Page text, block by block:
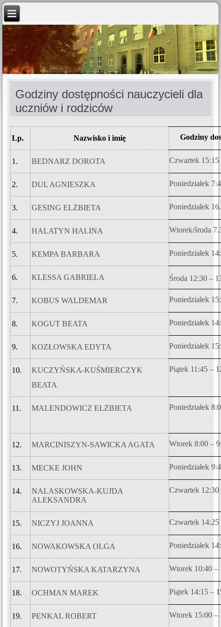
Godziny dostępności nauczycieli dla
uczniów i rodziców
Lp. Nazwisko i imię Godziny
1. BEDNARZ DOROTA Czwartek 15:15
2. DUL AGNIESZKA Poniedziałek
3. GESING ELŻBIETA Poniedziałek
4. HALATYN HALINA Wtorek/środa
5. KEMPA BARBARA Poniedziałek
6. KLESSA GABRIELA Środa 12:30 –
7. KOBUS WALDEMAR Poniedziałek
8. KOGUT BEATA Poniedziałek
9. KOZŁOWSKA EDYTA Poniedziałek
10.
KUCZYŃSKA-KUŚMIERCZYK
BEATA
Piątek 11:45 –
11. MALENDOWICZ ELŻBIETA Poniedziałek
12. MARCINISZYN-SAWICKA AGATA Wtorek 8:00 –
13. MECKE JOHN Poniedziałek
14.
NALASKOWSKA-KUJDA
ALEKSANDRA
Czwartek 12:30
15. NICZYJ JOANNA Czwartek 14:25
16. NOWAKOWSKA OLGA Poniedziałek
17. NOWOTYŃSKA KATARZYNA Wtorek 10:40 –
18. OCHMAN MAREK Piątek 14:15 –
19. PENKAL ROBERT Wtorek 15:00 –